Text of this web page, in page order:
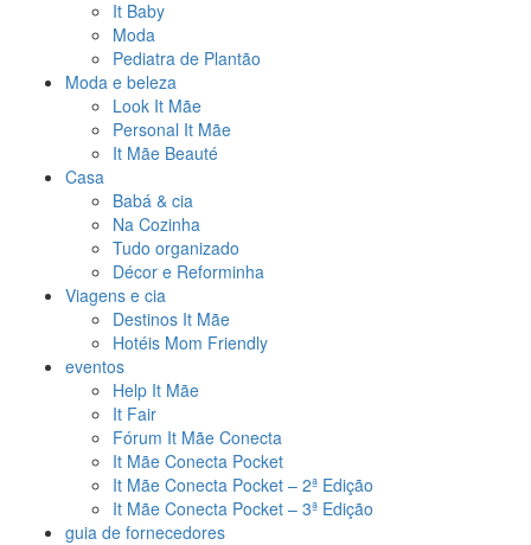
It Baby
Moda
Pediatra de Plantão
Moda e beleza
Look It Mãe
Personal It Mãe
It Mãe Beauté
Casa
Babá & cia
Na Cozinha
Tudo organizado
Décor e Reforminha
Viagens e cia
Destinos It Mãe
Hotéis Mom Friendly
eventos
Help It Mãe
It Fair
Fórum It Mãe Conecta
It Mãe Conecta Pocket
It Mãe Conecta Pocket – 2ª Edição
It Mãe Conecta Pocket – 3ª Edição
guia de fornecedores